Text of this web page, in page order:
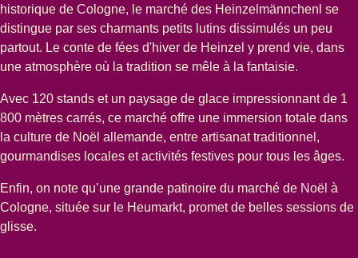
historique de Cologne, le marché des Heinzelmännchenl se
distingue par ses charmants petits lutins dissimulés un peu
partout. Le conte de fées d'hiver de Heinzel y prend vie, dans
une atmosphère où la tradition se mêle à la fantaisie.
Avec 120 stands et un paysage de glace impressionnant de 1
800 mètres carrés, ce marché offre une immersion totale dans
la culture de Noël allemande, entre artisanat traditionnel,
gourmandises locales et activités festives pour tous les âges.
Enfin, on note qu’une grande patinoire du marché de Noël à
Cologne, située sur le Heumarkt, promet de belles sessions de
glisse.